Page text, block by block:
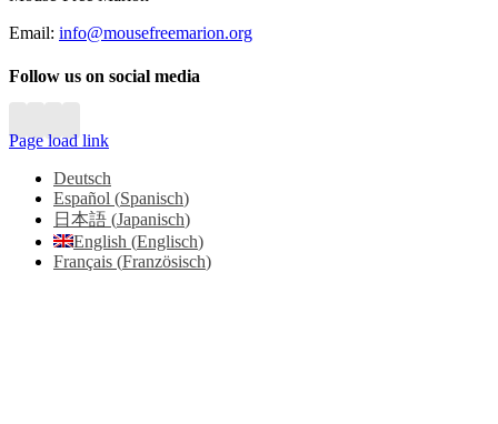
Email: info@mousefreemarion.org
Follow us on social media
Page load link
Deutsch
Español (Spanisch)
日本語 (Japanisch)
English (Englisch)
Français (Französisch)